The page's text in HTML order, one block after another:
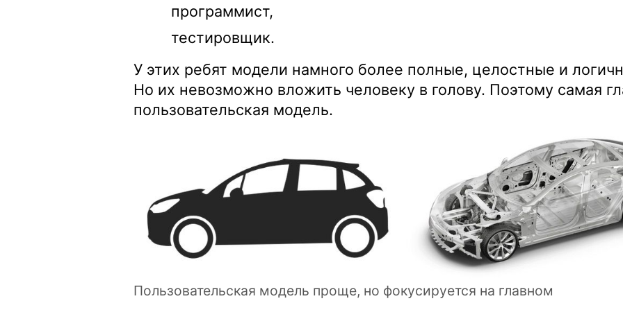
программист,
тестировщик.
У этих ребят модели намного более полные, целостные и
Но их невозможно вложить человеку в голову. Поэтому самая
пользовательская модель.
Пользовательская модель проще, но фокусируется на главном